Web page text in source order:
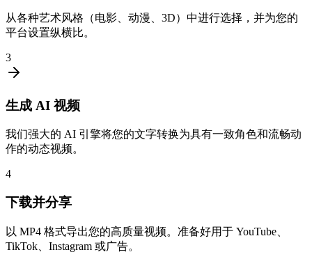
从各种艺术风格（电影、动漫、3D）中进行选择，并为您的
平台设置纵横比。
3
生成 AI 视频
我们强大的 AI 引擎将您的文字转换为具有一致角色和流畅动
作的动态视频。
4
下载并分享
以 MP4 格式导出您的高质量视频。准备好用于 YouTube、
TikTok、Instagram 或广告。